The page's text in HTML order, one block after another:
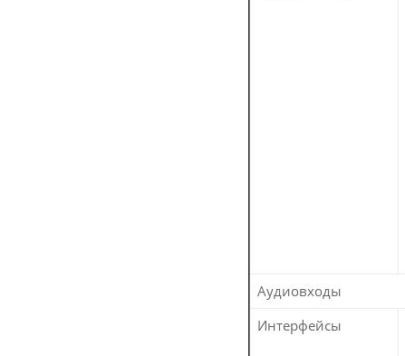
Аудиовходы
Интерфейсы